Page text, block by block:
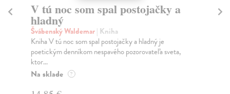
V tú noc som spal postojačky a
hladný
Švábenský Waldemar| Kniha
Kniha V tú noc som spal postojačky a hladný je
poetickým denníkom nespavého pozorovateľa sveta,
ktor...
Na sklade ?